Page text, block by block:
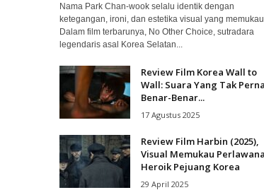
Nama Park Chan-wook selalu identik dengan
ketegangan, ironi, dan estetika visual yang
Dalam film terbarunya, No Other Choice, sutradara
legendaris asal Korea Selatan...
Review Film Korea Wall to
Wall: Suara Yang Tak
Benar-Benar...
17 Agustus 2025
Review Film Harbin (2025),
Visual Memukau
Heroik Pejuang Korea
29 April 2025